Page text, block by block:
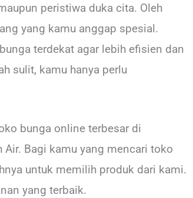
peristiwa duka cita. Oleh
yang kamu anggap spesial.
terdekat agar lebih efisien dan
sulit, kamu hanya perlu
bunga online terbesar di
Air. Bagi kamu yang mencari toko
untuk memilih produk dari kami.
yang terbaik.